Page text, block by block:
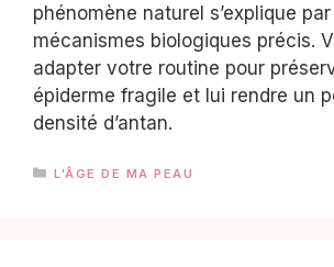
phénomène naturel s’explique
mécanismes biologiques précis.
adapter votre routine pour
épiderme fragile et lui rendre un
densité d’antan.
CATÉGORIES
L'ÂGE DE MA PEAU